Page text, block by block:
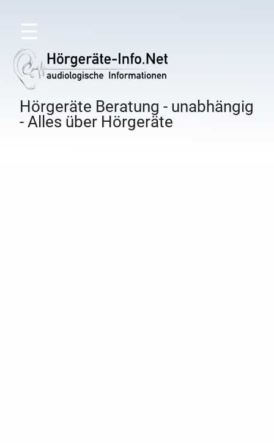
☰
Hörgeräte Beratung - unabhängig
- Alles über Hörgeräte